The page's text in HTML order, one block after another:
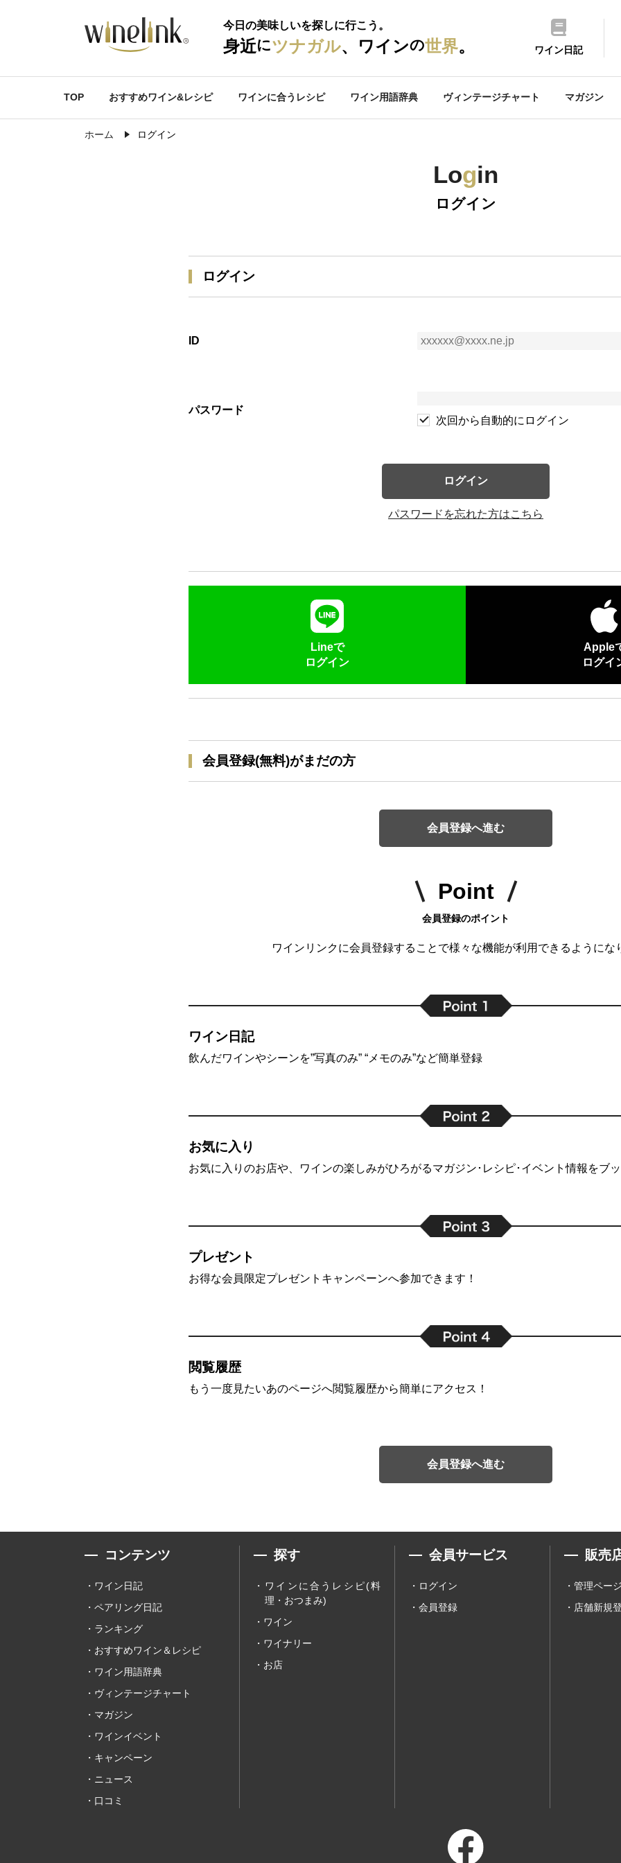
今日の美味しいを探しに行こう。
身近にツナガル、ワインの世界。 ワイン日記
TOP おすすめワイン&レシピ ワインに合うレシピ ワイン用語辞典 ヴィンテージチャート マガジン
ホーム ログイン
Login
ログイン
ログイン
ID
パスワード
次回から自動的にログイン
ログイン
パスワードを忘れた方はこちら
Lineで
ログイン
Apple
ログイ
会員登録(無料)がまだの方
会員登録へ進む
Point
会員登録のポイント
ワインリンクに会員登録することで様々な機能が利用できるようにな
ワイン日記
飲んだワインやシーンを”写真のみ” “メモのみ”など簡単登録
お気に入り
お気に入りのお店や、ワインの楽しみがひろがるマガジン･レシピ･イベント情報をブ
プレゼント
お得な会員限定プレゼントキャンペーンへ参加できます！
閲覧履歴
もう一度見たいあのページへ閲覧履歴から簡単にアクセス！
会員登録へ進む
コンテンツ
ワイン日記
ペアリング日記
ランキング
おすすめワイン＆レシピ
ワイン用語辞典
ヴィンテージチャート
マガジン
ワインイベント
キャンペーン
ニュース
口コミ
探す
ワインに合うレシピ(料
理・おつまみ)
ワイン
ワイナリー
お店
会員サービス
ログイン
会員登録
販売
管理ペー
店舗新規